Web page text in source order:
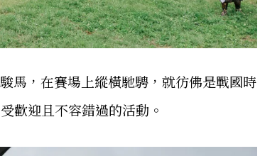
馬，在賽場上縱橫馳騁，就彷佛是戰國時
歡迎且不容錯過的活動。